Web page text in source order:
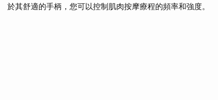
於其舒適的手柄，您可以控制肌肉按摩療程的頻率和強度。